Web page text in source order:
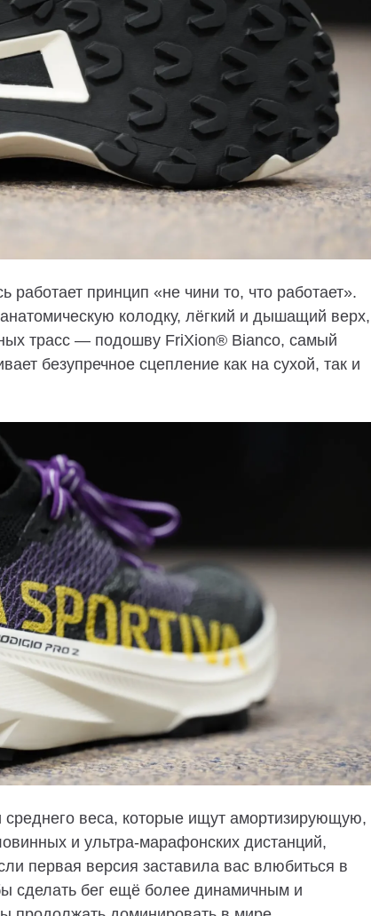
принцип «не чини то, что работает».
колодку, лёгкий и дышащий верх,
трасс — подошву FriXion® Bianco, самый
безупречное сцепление как на сухой, так и
среднего веса, которые ищут амортизирующую,
и ультра-марафонских дистанций,
первая версия заставила вас влюбиться в
сделать бег ещё более динамичным и